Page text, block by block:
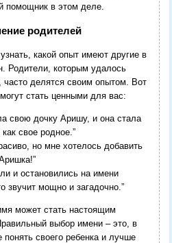
помощник в этом деле.
родителей
какой опыт имеют другие в
Родители, которым удалось
делятся своим опытом. Вот
стать ценными для вас:
свою дочку Аришу, и она стала
свое родное.”
но мне хотелось добавить
и остановились на имени
звучит мощно и загадочно.”
может стать настоящим
выбор имени – это, в
своего ребенка и лучше